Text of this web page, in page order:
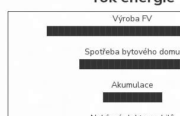
Výroba FV
Spotřeba bytového domu
Akumulace